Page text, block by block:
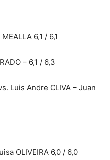
6,1 / 6,1
– 6,1 / 6,3
Luis Andre OLIVA – Juan
OLIVEIRA 6,0 / 6,0